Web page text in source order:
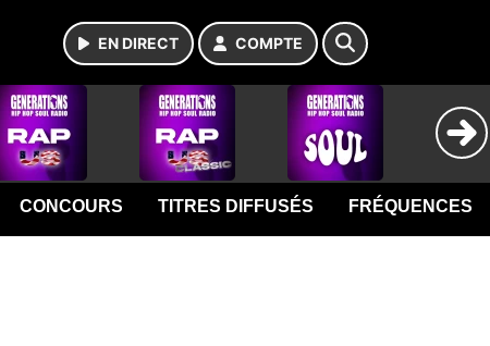
EN DIRECT COMPTE
CONCOURS TITRES DIFFUSÉS FRÉQUENCES